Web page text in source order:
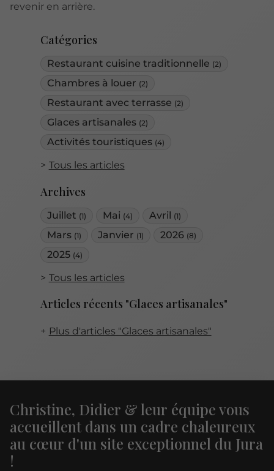
Catégories
Restaurant cuisine traditionnelle (2)
Chambres à louer (2)
Restaurant avec terrasse (2)
Glaces artisanales (2)
Activités touristiques (4)
Tous les articles
Archives
Juillet (1) Mai (4) Avril (1)
Mars (1) Janvier (1) 2026 (8)
2025 (4)
Tous les articles
Articles récents "Glaces artisanales"
Plus d'articles "Glaces artisanales"
revenir en arrière.
Christine, Didier & leur équipe vous
accueillent dans un cadre chaleureux
au cœur d'un site exceptionnel du Jura
!